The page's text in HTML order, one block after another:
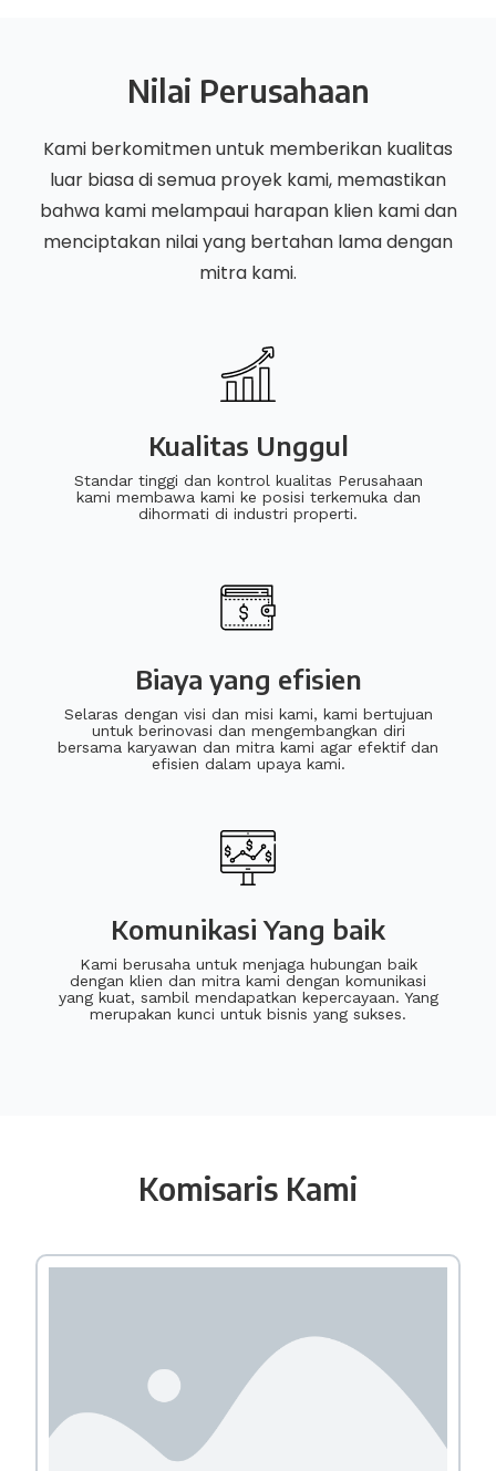
Nilai Perusahaan
Kami berkomitmen untuk memberikan kualitas
luar biasa di semua proyek kami, memastikan
bahwa kami melampaui harapan klien kami dan
menciptakan nilai yang bertahan lama dengan
mitra kami.
Kualitas Unggul
Standar tinggi dan kontrol kualitas Perusahaan
kami membawa kami ke posisi terkemuka dan
dihormati di industri properti.
Biaya yang efisien
Selaras dengan visi dan misi kami, kami bertujuan
untuk berinovasi dan mengembangkan diri
bersama karyawan dan mitra kami agar efektif dan
efisien dalam upaya kami.
Komunikasi Yang baik
Kami berusaha untuk menjaga hubungan baik
dengan klien dan mitra kami dengan komunikasi
yang kuat, sambil mendapatkan kepercayaan. Yang
merupakan kunci untuk bisnis yang sukses.
Komisaris Kami